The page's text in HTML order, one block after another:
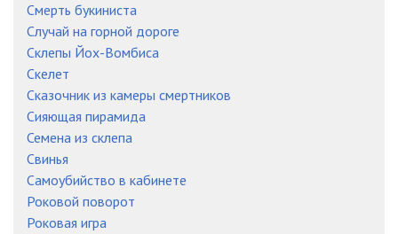
Смерть букиниста
Случай на горной дороге
Склепы Йох-Вомбиса
Скелет
Сказочник из камеры смертников
Сияющая пирамида
Семена из склепа
Свинья
Самоубийство в кабинете
Роковой поворот
Роковая игра